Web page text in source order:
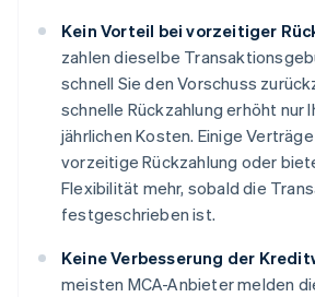
Kein Vorteil bei vorzeitiger
zahlen dieselbe
schnell Sie den Vorschuss
schnelle Rückzahlung erhöht nur
jährlichen Kosten. Einige
vorzeitige Rückzahlung oder
Flexibilität mehr, sobald die
festgeschrieben ist.
Keine Verbesserung der
meisten MCA-Anbieter melden